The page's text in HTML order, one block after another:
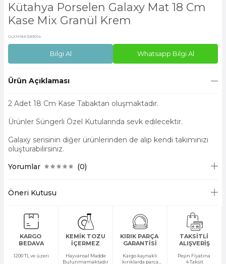
Kütahya Porselen Galaxy Mat 18 Cm
Kase Mix Granül Krem
GLXM18KS83014
Bilgi Al Whatsapp Bilgi Al
Ürün Açıklaması
2 Adet 18 Cm Kase Tabaktan oluşmaktadır.
Ürünler Süngerli Özel Kutularında sevk edilecektir.
Galaxy serisinin diğer ürünlerinden de alıp kendi takımınızı
oluşturabilirsiniz.
Yorumlar
(0)
Öneri Kutusu
KARGO
BEDAVA
1200 TL ve üzeri
KEMİK TOZU
İÇERMEZ
Hayvansal Madde
Bulunmamaktadır
KIRIK PARÇA
GARANTİSİ
Kargo kaynaklı
kırıklarda parça
TAKSİTLİ
ALIŞVERİŞ
Peşin Fiyatına
4 Taksit